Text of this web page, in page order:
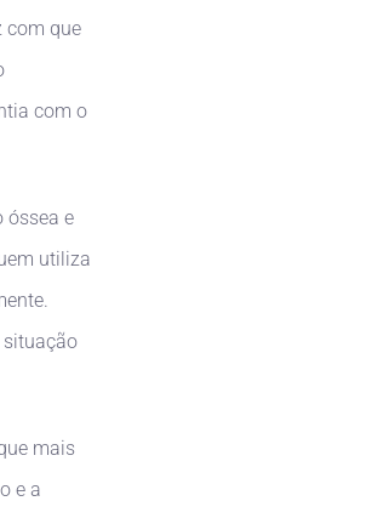
com que
com o
óssea e
utiliza
situação
mais
e a